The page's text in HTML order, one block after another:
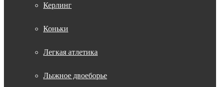
Керлинг
Коньки
Легкая атлетика
Лыжное двоеборье